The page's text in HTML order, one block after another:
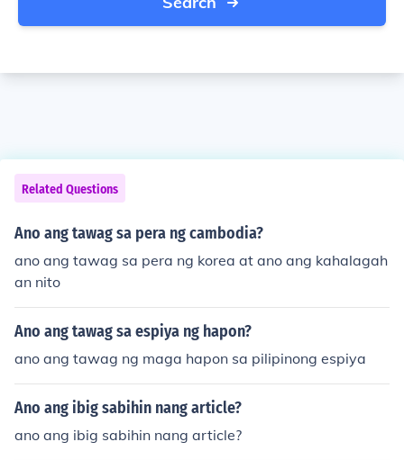
Related Questions
Ano ang tawag sa pera ng cambodia?
ano ang tawag sa pera ng korea at ano ang kahalagah
an nito
Ano ang tawag sa espiya ng hapon?
ano ang tawag ng maga hapon sa pilipinong espiya
Ano ang ibig sabihin nang article?
ano ang ibig sabihin nang article?